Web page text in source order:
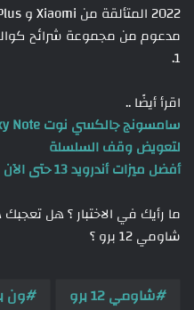
1.
اقرأ أيضًا ..
لتعويض وقف السلسلة
أفضل ميزات أندرويد 13 حتى الآن مع بقاء تحديثيْن على الأقل
ما رأيك في الاختبار ؟ هل
شاومي 12 برو ؟
شاومي 12 برو ون